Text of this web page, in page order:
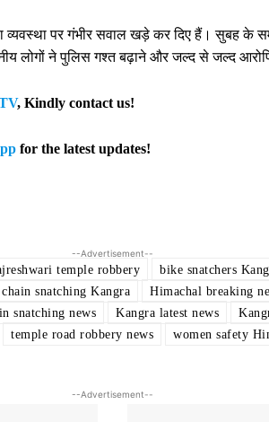
व्यवस्था पर गंभीर सवाल खड़े कर दिए हैं। सुबह
लोगों ने पुलिस गश्त बढ़ाने और जल्द से जल्द
, Kindly contact us!
for the latest updates!
--Advertisement--
temple robbery
bike snatchers
snatching Kangra Himachal breaking
snatching news Kangra latest news
temple road robbery news women safety
--Advertisement--